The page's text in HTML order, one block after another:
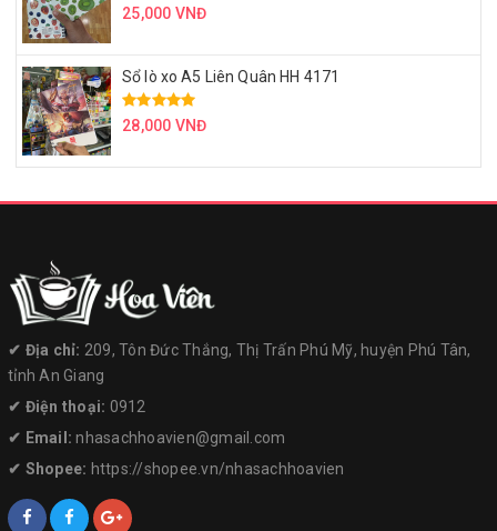
25,000 VNĐ
Sổ lò xo A5 Liên Quân HH 4171
28,000 VNĐ
✔︎ Địa chỉ: 209, Tôn Đức Thắng, Thị Trấn Phú Mỹ, huyện Phú Tân,
tỉnh An Giang
✔︎ Điện thoại: 0912
✔︎ Email:nhasachhoavien@gmail.com
✔︎ Shopee: https://shopee.vn/nhasachhoavien